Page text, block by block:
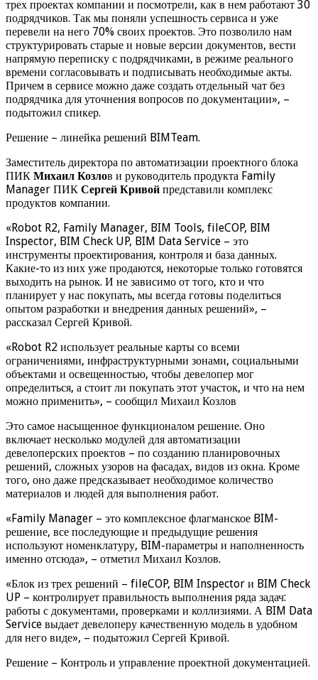
трех проектах компании и посмотрели, как в нем работают 30
подрядчиков. Так мы поняли успешность сервиса и уже
перевели на него 70% своих проектов. Это позволило нам
структурировать старые и новые версии документов, вести
напрямую переписку с подрядчиками, в режиме реального
времени согласовывать и подписывать необходимые акты.
Причем в сервисе можно даже создать отдельный чат без
подрядчика для уточнения вопросов по документации», –
подытожил спикер.
Решение – линейка решений BIMTeam.
Заместитель директора по автоматизации проектного блока
ПИК Михаил Козлов и руководитель продукта Family
Manager ПИК Сергей Кривой представили комплекс
продуктов компании.
«Robot R2, Family Manager, BIM Tools, fileCOP, BIM
Inspector, BIM Check UP, BIM Data Service – это
инструменты проектирования, контроля и база данных.
Какие-то из них уже продаются, некоторые только готовятся
выходить на рынок. И не зависимо от того, кто и что
планирует у нас покупать, мы всегда готовы поделиться
опытом разработки и внедрения данных решений», –
рассказал Сергей Кривой.
«Robot R2 использует реальные карты со всеми
ограничениями, инфраструктурными зонами, социальными
объектами и освещенностью, чтобы девелопер мог
определиться, а стоит ли покупать этот участок, и что на нем
можно применить», – сообщил Михаил Козлов
Это самое насыщенное функционалом решение. Оно
включает несколько модулей для автоматизации
девелоперских проектов – по созданию планировочных
решений, сложных узоров на фасадах, видов из окна. Кроме
того, оно даже предсказывает необходимое количество
материалов и людей для выполнения работ.
«Family Manager – это комплексное флагманское BIM-
решение, все последующие и предыдущие решения
используют номенклатуру, BIM-параметры и наполненность
именно отсюда», – отметил Михаил Козлов.
«Блок из трех решений – fileCOP, BIM Inspector и BIM Check
UP – контролирует правильность выполнения ряда задач:
работы с документами, проверками и коллизиями. А BIM Data
Service выдает девелоперу качественную модель в удобном
для него виде», – подытожил Сергей Кривой.
Решение – Контроль и управление проектной документацией.